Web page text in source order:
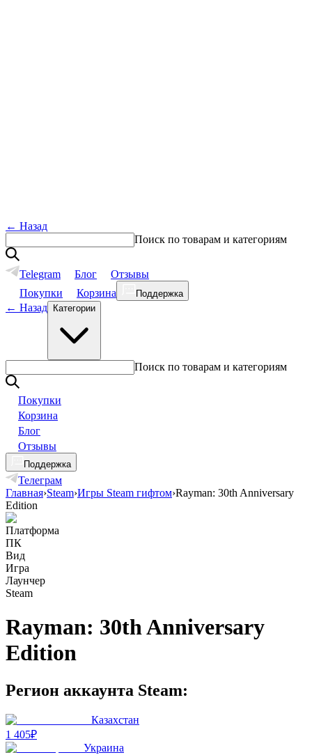
← Назад
Поиск по товарам и категориям
Telegram Блог
Отзывы
Покупки
Корзина Поддержка
← Назад Категории
Поиск по товарам и категориям
Покупки
Корзина
Блог
Отзывы
Поддержка
Телеграм
Главная›Steam›Игры Steam гифтом›Rayman: 30th Anniversary
Edition
Платформа
ПК
Вид
Игра
Лаунчер
Steam
Rayman: 30th Anniversary
Edition
Регион аккаунта Steam:
Казахстан
1 405₽
Украина